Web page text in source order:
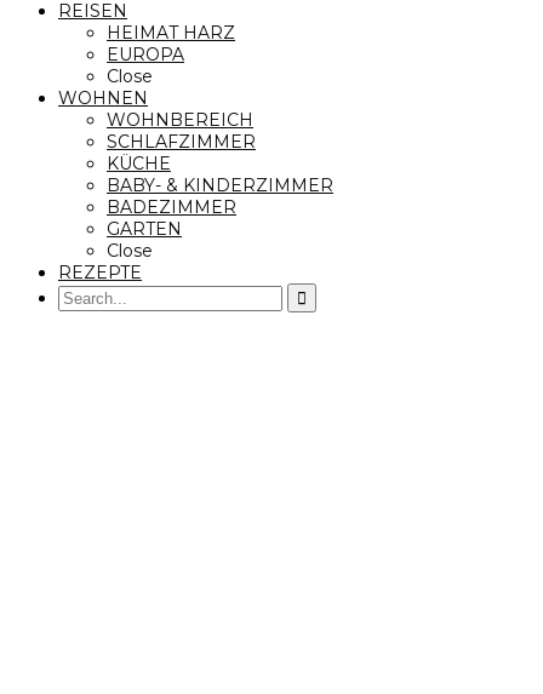
REISEN
HEIMAT HARZ
EUROPA
Close
WOHNEN
WOHNBEREICH
SCHLAFZIMMER
KÜCHE
BABY- & KINDERZIMMER
BADEZIMMER
GARTEN
Close
REZEPTE